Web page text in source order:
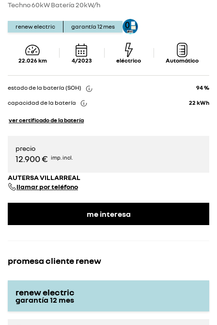
Techno 60kW Batería 20kW/h
renew electric garantía 12 mes
22.026km 4/2023 eléctrico Automático
estado de la batería (SOH) 94 %
capacidad de la batería 22 kWh
ver certificado de la batería
precio
12.900 € imp. incl.
AUTERSA VILLARREAL
llamar por teléfono
me interesa
promesa cliente renew
renew electric
garantía 12 mes